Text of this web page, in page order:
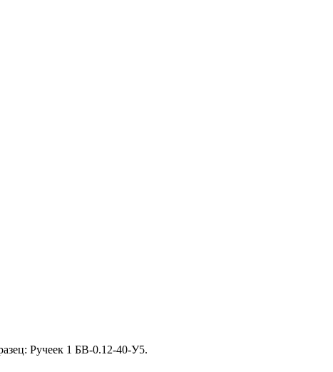
Ручеек 1 БВ-0.12-40-У5.